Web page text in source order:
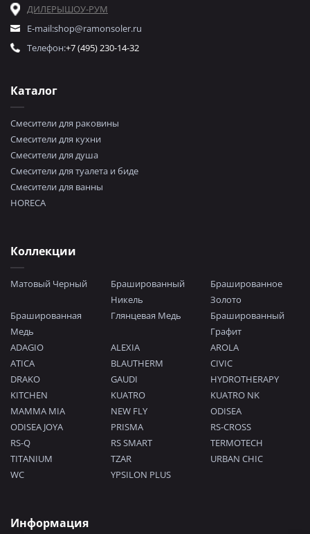
Каталог
Смесители для раковины
Смесители для кухни
Смесители для душа
Смесители для туалета и биде
Смесители для ванны
HORECA
Коллекции
Матовый Черный
Брашированный
Никель
Брашированное
Золото
Брашированная
Медь
Глянцевая Медь
Брашированный
Графит
ADAGIO
ALEXIA
AROLA
ATICA
BLAUTHERM
CIVIC
DRAKO
GAUDI
HYDROTHERAPY
KITCHEN
KUATRO
KUATRO NK
MAMMA MIA
NEW FLY
ODISEA
ODISEA JOYA
PRISMA
RS-CROSS
RS-Q
RS SMART
TERMOTECH
TITANIUM
TZAR
URBAN CHIC
WC
YPSILON PLUS
Информация
ДИЛЕРЫШОУ-РУМ
E-mail:shop@ramonsoler.ru
Телефон:+7 (495) 230-14-32